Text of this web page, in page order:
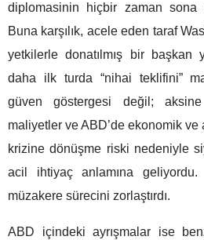
diplomasinin hiçbir zaman sona
Buna karşılık, acele eden taraf
yetkilerle donatılmış bir başkan
daha ilk turda “nihai teklifini”
güven göstergesi değil;
maliyetler ve ABD’de ekonomik ve
krizine dönüşme riski nedeniyle
acil ihtiyaç anlamına
müzakere sürecini zorlaştırdı.
ABD içindeki ayrışmalar ise